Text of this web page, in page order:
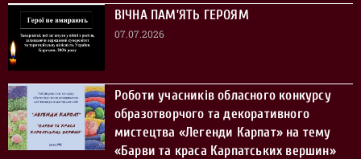
ВІЧНА ПАМ’ЯТЬ ГЕРОЯМ
07.07.2026
Роботи учасників обласного конкурсу
образотворчого та декоративного
мистецтва «Легенди Карпат» на тему
«Барви та краса Карпатських вершин»